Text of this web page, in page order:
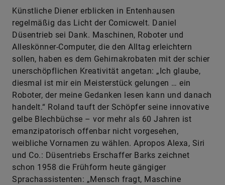
Künstliche Diener erblicken in Entenhausen
regelmäßig das Licht der Comicwelt. Daniel
Düsentrieb sei Dank. Maschinen, Roboter und
Alleskönner-Computer, die den Alltag erleichtern
sollen, haben es dem Gehirnakrobaten mit der schier
unerschöpflichen Kreativität angetan: „Ich glaube,
diesmal ist mir ein Meisterstück gelungen … ein
Roboter, der meine Gedanken lesen kann und danach
handelt.“ Roland tauft der Schöpfer seine innovative
gelbe Blechbüchse – vor mehr als 60 Jahren ist
emanzipatorisch offenbar nicht vorgesehen,
weibliche Vornamen zu wählen. Apropos Alexa, Siri
und Co.: Düsentriebs Erschaffer Barks zeichnet
schon 1958 die Frühform heute gängiger
Sprachassistenten: „Mensch fragt, Maschine